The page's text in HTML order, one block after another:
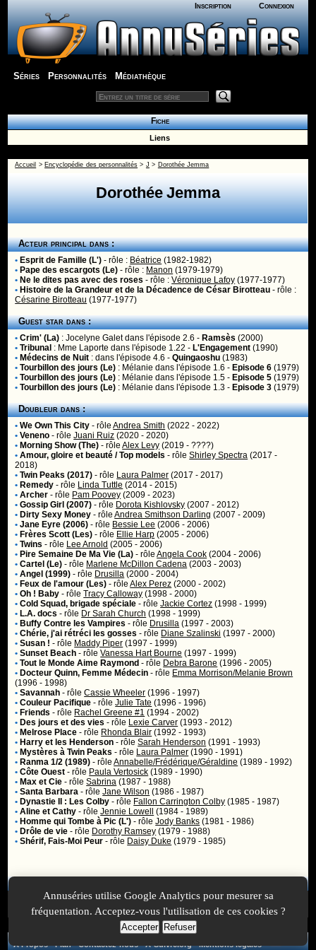
Inscription Connexion
Séries Personnalités Médiathèque
Fiche
Liens
Accueil > Encyclopédie des personnalités > J > Dorothée Jemma
Dorothée Jemma
Acteur principal dans :
• Esprit de Famille (L') - rôle : Béatrice (1982-1982)
• Pape des escargots (Le) - rôle : Manon (1979-1979)
• Ne le dites pas avec des roses - rôle :Véronique Lafoy (1977-1977)
• Histoire de la Grandeur et de la Décadence de César Birotteau - rôle :
Césarine Birotteau (1977-1977)
Guest star dans :
• Crim' (La) :Jocelyne Galetdans l'épisode 2.6 - Ramsès (2000)
• Tribunal : Mme Laporte dans l'épisode 1.22 - L'Engagement (1990)
• Médecins de Nuit :dans l'épisode 4.6 -Quingaoshu (1983)
• Tourbillon des jours (Le) : Mélanie dans l'épisode 1.6 - Episode 6 (1979)
• Tourbillon des jours (Le) : Mélanie dans l'épisode 1.5 - Episode 5 (1979)
• Tourbillon des jours (Le) : Mélanie dans l'épisode 1.3 - Episode 3 (1979)
Doubleur dans :
• We Own This City - rôleAndrea Smith (2022 - 2022)
• Veneno - rôleJuani Ruiz (2020 - 2020)
• Morning Show (The) - rôleAlex Levy (2019 - ????)
• Amour, gloire et beauté / Top models - rôleShirley Spectra (2017 -
2018)
• Twin Peaks (2017) - rôle Laura Palmer (2017 - 2017)
• Remedy - rôle Linda Tuttle (2014 - 2015)
• Archer - rôle Pam Poovey (2009 - 2023)
• Gossip Girl (2007) - rôle Dorota Kishlovsky (2007 - 2012)
• Dirty Sexy Money - rôleAndrea Smithson Darling (2007 - 2009)
• Jane Eyre (2006) - rôle Bessie Lee (2006 - 2006)
• Frères Scott (Les) - rôle Ellie Harp (2005 - 2006)
• Twins - rôle Lee Arnold (2005 - 2006)
• Pire Semaine De Ma Vie (La) - rôleAngela Cook (2004 - 2006)
• Cartel (Le) - rôle Marlene McDillon Cadena (2003 - 2003)
• Angel (1999) - rôle Drusilla (2000 - 2004)
• Feux de l'amour (Les) - rôleAlex Perez (2000 - 2002)
• Oh ! Baby - rôleTracy Calloway (1998 - 2000)
• Cold Squad, brigade spéciale - rôleJackie Cortez (1998 - 1999)
• L.A. docs - rôle Dr Sarah Church (1998 - 1999)
• Buffy Contre les Vampires - rôle Drusilla (1997 - 2003)
• Chérie, j'ai rétréci les gosses - rôle Diane Szalinski (1997 - 2000)
• Susan ! - rôle Maddy Piper (1997 - 1999)
• Sunset Beach - rôleVanessa Hart Bourne (1997 - 1999)
• Tout le Monde Aime Raymond - rôle Debra Barone (1996 - 2005)
• Docteur Quinn, Femme Médecin - rôle Emma Morrison/Melanie Brown
(1996 - 1998)
• Savannah - rôleCassie Wheeler (1996 - 1997)
• Couleur Pacifique - rôleJulie Tate (1996 - 1996)
• Friends - rôle Rachel Greene #1 (1994 - 2002)
• Des jours et des vies - rôle Lexie Carver (1993 - 2012)
• Melrose Place - rôle Rhonda Blair (1992 - 1993)
• Harry et les Henderson - rôleSarah Henderson (1991 - 1993)
• Mystères à Twin Peaks - rôle Laura Palmer (1990 - 1991)
• Ranma 1/2 (1989) - rôleAnnabelle/Frédérique/Géraldine (1989 - 1992)
• Côte Ouest - rôle Paula Vertosick (1989 - 1990)
• Max et Cie - rôleSabrina (1987 - 1988)
• Santa Barbara - rôleJane Wilson (1986 - 1987)
• Dynastie II : Les Colby - rôle Fallon Carrington Colby (1985 - 1987)
• Aline et Cathy - rôleJennie Lowell
(1984 - 1989)
• Homme qui Tombe à Pic (L') - rôleJody Banks (1981 - 1986)
• Drôle de vie - rôle Dorothy Ramsey (1979 - 1988)
• Shérif, Fais-Moi Peur - rôle Daisy Duke (1979 - 1985)
Vous ne pouvez pas accéder aux fonctionnalités réservées aux
membres car vous n'êtes pasinscritouidentifié.
A Propos-Plan-Contactez-nous-A-Suivre.org-Mentions légales-
Annuséries utilise Google Analytics pour mesurer sa
fréquentation. Acceptez-vous l'utilisation de ces cookies ?
Accepter Refuser